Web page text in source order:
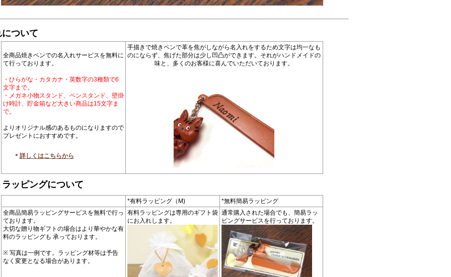
ついて
全商品焼きペンでの名入れサービスを無料に
て行っております。
・ひらがな・カタカナ・英数字の3種類で6
文字まで。
・メガネ小物スタンド、ペンスタンド、壁掛
け時計、貯金箱など大きい商品は15文字ま
で。
よりオリジナル感のあるものになりますので
プレゼントにおすすめです。
＊ 詳しくはこちらから
手描きで焼きペンで革を焦がしながら名入れをするため文字は均一なも
のにならず、焦げた部分は少し凹凸ができます。それがハンドメイドの
味と、多くのお客様に喜んでいただいております。
ッピングについて
*有料ラッピング（M)
*無料簡易ラッピング
全商品簡易ラッピングサービスを無料で行っ
ております。
大切な贈り物ギフトの場合はより華やかな有
料のラッピングも 承っております。
※ 写真は一例です。ラッピング材等は予告
なく変更となる場合があります。
有料ラッピングは専用のギフト袋
にお入れします。
通常購入された場合でも、簡易ラッ
ピングサービスを行っております。